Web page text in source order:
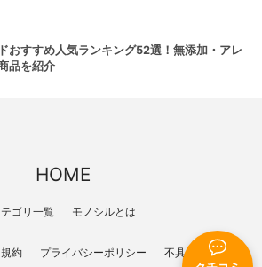
おすすめ人気ランキング52選！無添加・アレ
品を紹介
HOME
ゴリ一覧 モノシルとは
約 プライバシーポリシー 不具合報告